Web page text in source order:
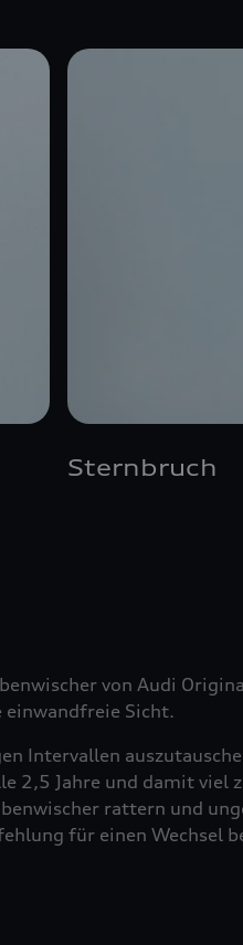
Sternbruch
von Audi
einwandfreie Sicht.
Intervallen
Jahre und damit viel
rattern und
für einen Wechsel